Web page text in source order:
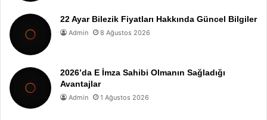
22 Ayar Bilezik Fiyatları Hakkında Güncel Bilgiler
Admin 8 Ağustos 2026
2026’da E İmza Sahibi Olmanın Sağladığı
Avantajlar
Admin 1 Ağustos 2026